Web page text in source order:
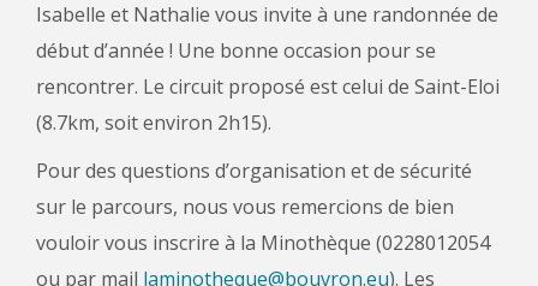
Isabelle et Nathalie vous invite à une randonnée de
début d’année ! Une bonne occasion pour se
rencontrer. Le circuit proposé est celui de Saint-Eloi
(8.7km, soit environ 2h15).
Pour des questions d’organisation et de sécurité
sur le parcours, nous vous remercions de bien
vouloir vous inscrire à la Minothèque (0228012054
ou par mail laminotheque@bouvron.eu). Les